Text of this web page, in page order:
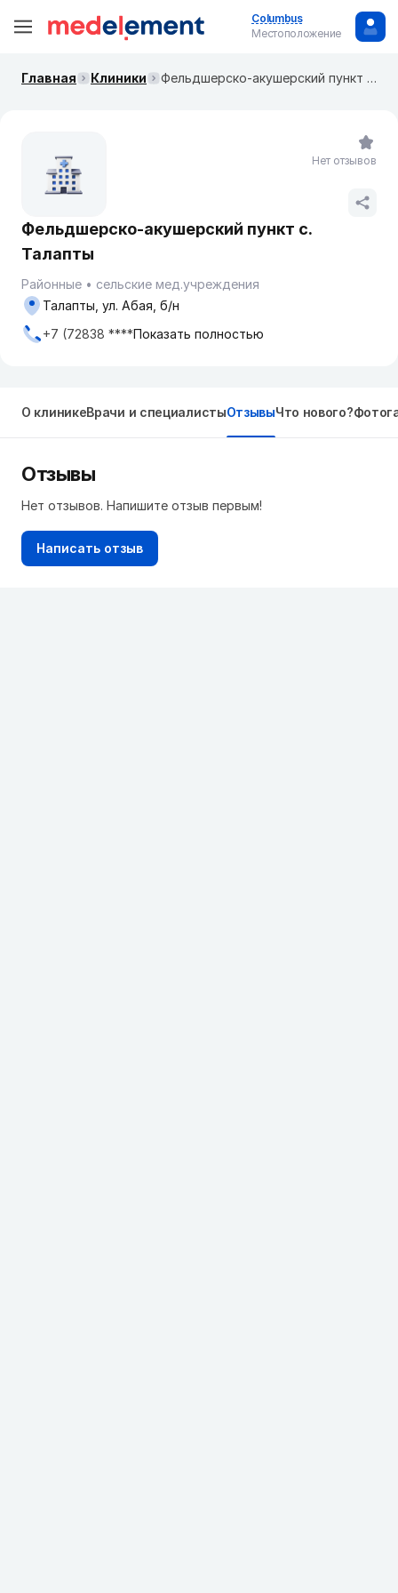
Columbus
Местоположение
Главная Клиники Фельдшерско-акушерский пункт с. Талапты
Фельдшерско-акушерский пункт с.
Талапты
Районные
сельские мед.учреждения
Талапты, ул. Абая, б/н
+7 (72838 ****Показать полностью
Нет отзывов
О клиникеВрачи и специалистыОтзывыЧто нового?
Отзывы
Нет отзывов. Напишите отзыв первым!
Написать отзыв